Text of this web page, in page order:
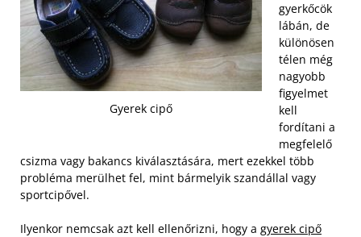
Gyerek cipő
gyerkőcök
lábán, de
különösen
télen még
nagyobb
figyelmet
kell
fordítani a
megfelelő
csizma vagy bakancs kiválasztására, mert ezekkel több
probléma merülhet fel, mint bármelyik szandállal vagy
sportcipővel.
Ilyenkor nemcsak azt kell ellenőrizni, hogy a gyerek cipő